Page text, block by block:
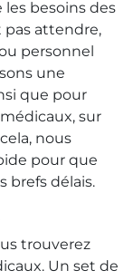
les besoins des
pas attendre,
personnel
une
que pour
sur
nous
pour que
brefs délais.
trouverez
Un set de